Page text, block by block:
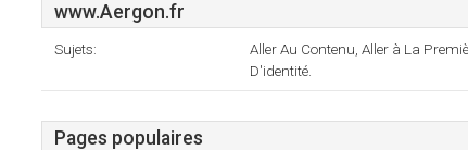
www.Aergon.fr
Sujets:
Aller Au Contenu, Aller à La
D'identité.
Pages populaires